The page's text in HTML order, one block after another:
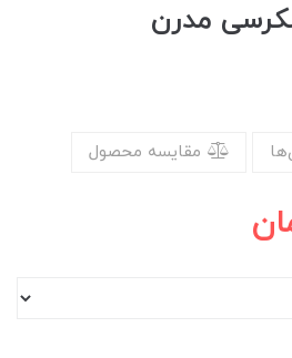
مدرن
مقایسه محصول